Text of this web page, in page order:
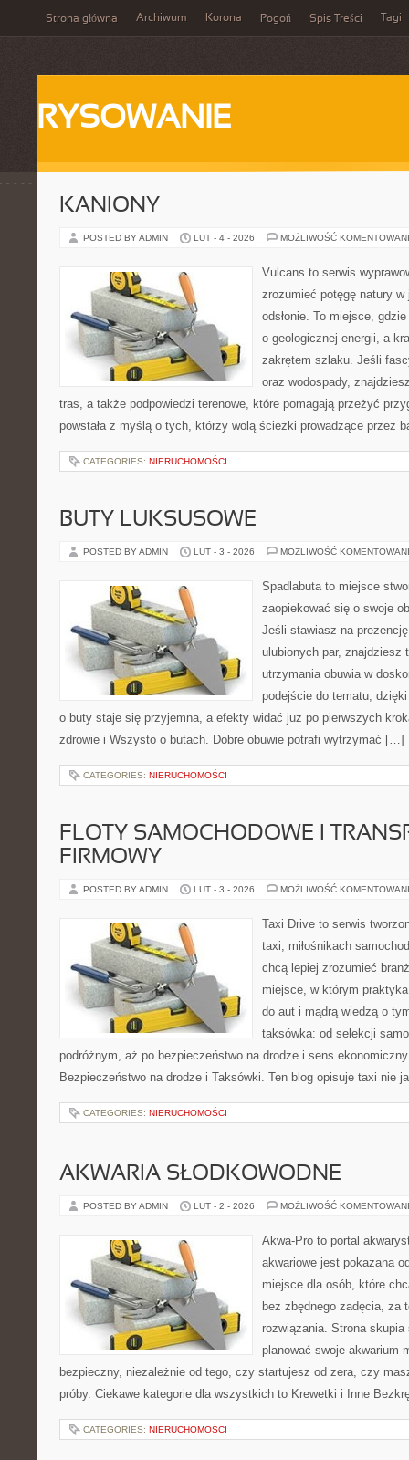
Strona główna Archiwum Korona Pogoń Spis Treści Tagi
RYSOWANIE
KANIONY
POSTED BY ADMIN LUT - 4 - 2026 MOŻLIWOŚĆ
Vulcans to serwis
zrozumieć potęgę natury w
odsłonie. To miejsce,
o geologicznej energii, a
zakrętem szlaku. Jeśli
oraz wodospady,
tras, a także podpowiedzi terenowe, które pomagają przeżyć
powstała z myślą o tych, którzy wolą ścieżki prowadzące przez
CATEGORIES: NIERUCHOMOŚCI
BUTY LUKSUSOWE
POSTED BY ADMIN LUT - 3 - 2026 MOŻLIWOŚĆ
Spadlabuta to miejsce
zaopiekować się o swoje
Jeśli stawiasz na
ulubionych par, znajdziesz
utrzymania obuwia w
podejście do tematu,
o buty staje się przyjemna, a efekty widać już po pierwszych
zdrowie i Wszysto o butach. Dobre obuwie potrafi wytrzymać […]
CATEGORIES: NIERUCHOMOŚCI
FLOTY SAMOCHODOWE I
FIRMOWY
POSTED BY ADMIN LUT - 3 - 2026 MOŻLIWOŚĆ
Taxi Drive to serwis
taxi, miłośnikach
chcą lepiej zrozumieć
miejsce, w którym
do aut i mądrą wiedzą o
taksówka: od selekcji
podróżnym, aż po bezpieczeństwo na drodze i sens
Bezpieczeństwo na drodze i Taksówki. Ten blog opisuje taxi nie
CATEGORIES: NIERUCHOMOŚCI
AKWARIA SŁODKOWODNE
POSTED BY ADMIN LUT - 2 - 2026 MOŻLIWOŚĆ
Akwa-Pro to portal
akwariowe jest pokazana
miejsce dla osób, które
bez zbędnego zadęcia, za
rozwiązania. Strona
planować swoje akwarium
bezpieczny, niezależnie od tego, czy startujesz od zera, czy
próby. Ciekawe kategorie dla wszystkich to Krewetki i Inne
CATEGORIES: NIERUCHOMOŚCI